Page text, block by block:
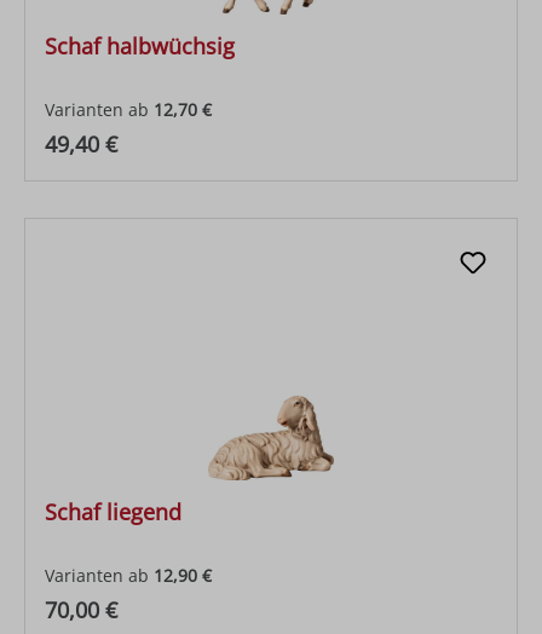
Schaf halbwüchsig
Varianten ab 12,70 €
Regulärer Preis:
49,40 €
Schaf liegend
Varianten ab 12,90 €
Regulärer Preis:
70,00 €